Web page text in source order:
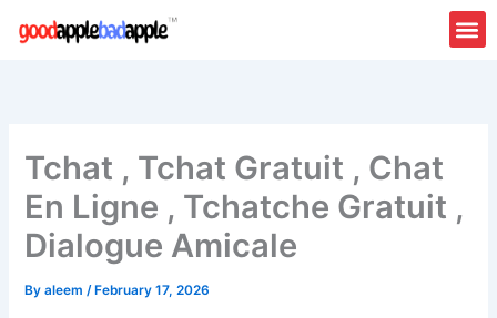
Tchat , Tchat Gratuit , Chat
En Ligne , Tchatche Gratuit ,
Dialogue Amicale
Byaleem/ February 17, 2026